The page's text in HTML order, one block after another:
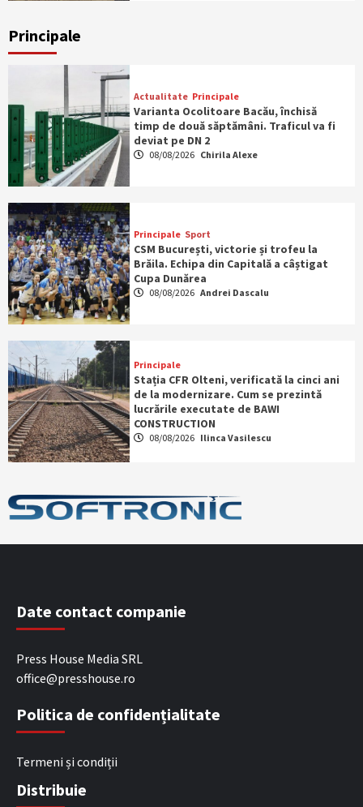
Principale
Actualitate Principale
Varianta Ocolitoare Bacău, închisă
timp de două săptămâni. Traficul va fi
deviat pe DN 2
08/08/2026 Chirila Alexe
Principale Sport
CSM București, victorie și trofeu la
Brăila. Echipa din Capitală a câștigat
Cupa Dunărea
08/08/2026 Andrei Dascalu
Principale
Stația CFR Olteni, verificată la cinci ani
de la modernizare. Cum se prezintă
lucrările executate de BAWI
CONSTRUCTION
08/08/2026 Ilinca Vasilescu
Date contact companie
Press House Media SRL
office@presshouse.ro
Politica de confidențialitate
Termeni și condiții
Distribuie